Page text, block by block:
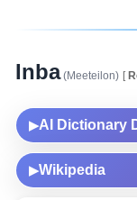
Inba(Meeteilon) [
▶AI Dictionary
▶Wikipedia